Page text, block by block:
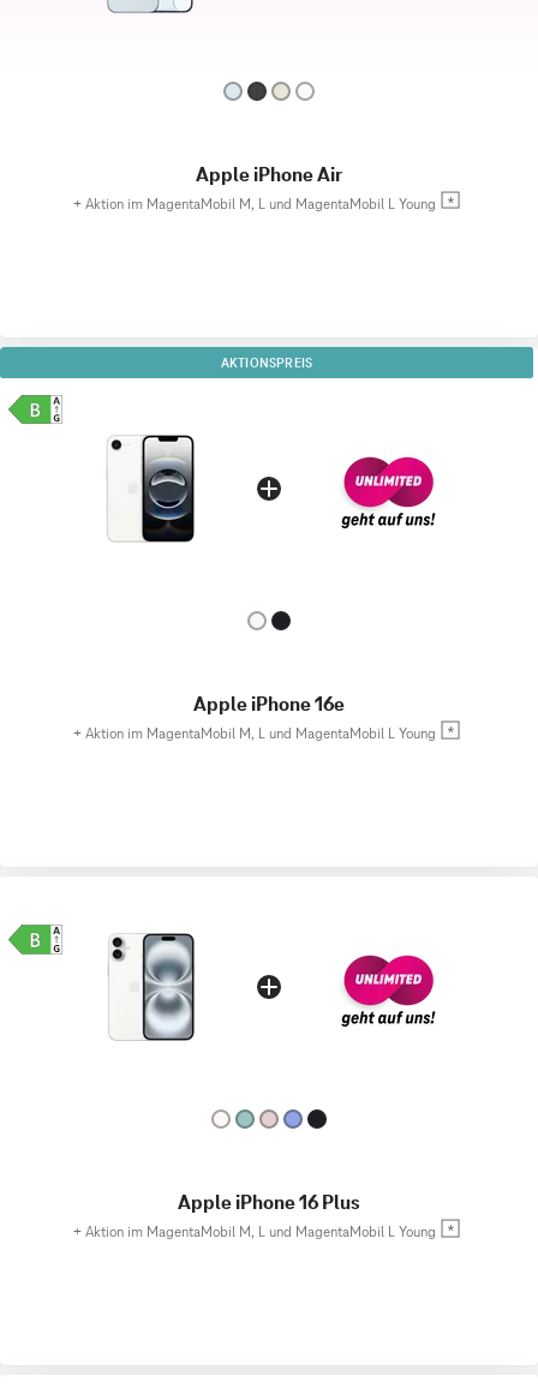
Apple iPhone Air
+ Aktion im MagentaMobil M, L und MagentaMobil L Young
AKTIONSPREIS
Apple iPhone 16e
+ Aktion im MagentaMobil M, L und MagentaMobil L Young
Apple iPhone 16 Plus
+ Aktion im MagentaMobil M, L und MagentaMobil L Young